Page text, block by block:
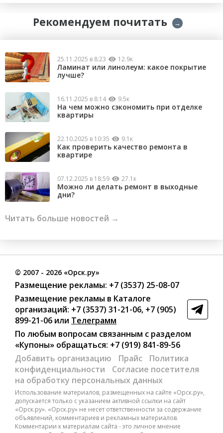
Рекомендуем почитать →
25.11.2025 в 8:23 12.9к
Ламинат или линолеум: какое покрытие
лучше?
16.11.2025 в 8:14 9.5к
На чем можно сэкономить при отделке
квартиры
22.10.2025 в 10:35 9.1к
Как проверить качество ремонта в
квартире
07.12.2025 в 18:59 27.1к
Можно ли делать ремонт в выходные
дни?
Читать больше новостей →
© 2007 - 2026 «Орск.ру»
Размещение рекламы: +7 (3537) 25-08-07
Размещение рекламы в Каталоге
организаций: +7 (3537) 31-21-06, +7 (905)
899-21-06 или Телеграмм
По любым вопросам связанным с разделом
«Купоны» обращаться: +7 (919) 841-89-56
Добавить организацию
Прайс
Политика
конфиденциальности
Согласие посетителя
на обработку персональных данных
Использование материалов, размещенных на сайте «Орск.ру»,
допускается только с указанием активной ссылки на сайт
«Орск.ру». «Орск.ру» не несет ответственности за содержание
объявлений, комментариев и рекламных материалов.
Комментарии к материалам сайта - это личное мнение